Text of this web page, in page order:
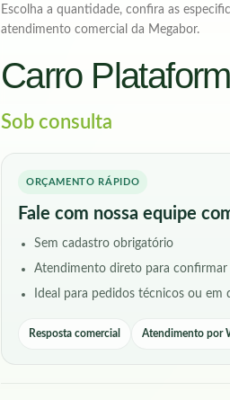
Escolha a quantidade, confira as
atendimento comercial da Megabor.
Carro
Sob consulta
ORÇAMENTO RÁPIDO
Fale com nossa equipe
Sem cadastro obrigatório
Atendimento direto para confirmar
Ideal para pedidos técnicos ou em
Resposta comercial Atendimento por